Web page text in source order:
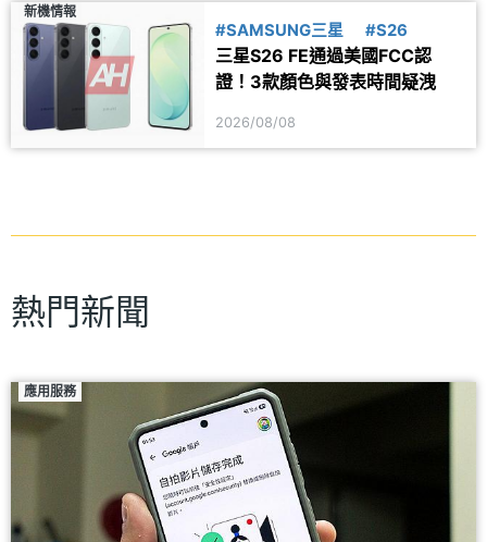
新機情報
#SAMSUNG三星 #S26
三星S26 FE通過美國FCC認
證！3款顏色與發表時間疑洩
2026/08/08
熱門新聞
應用服務